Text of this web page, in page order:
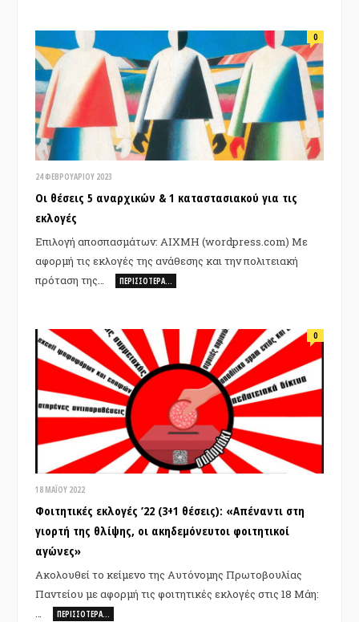
24 ΦΕΒΡΟΥΑΡΊΟΥ 2023
0
Οι θέσεις 5 αναρχικών & 1 καταστασιακού για τις
εκλογές
Επιλογή αποσπασμάτων: AIXMH (wordpress.com) Με
αφορμή τις εκλογές της ανάθεσης και την πολιτειακή
πρόταση της…
ΠΕΡΙΣΣΌΤΕΡΑ…
18 ΜΑΪ́ΟΥ 2022
0
Φοιτητικές εκλογές ’22 (3+1 θέσεις): «Απέναντι στη
γιορτή της θλίψης, οι ακηδεμόνευτοι φοιτητικοί
αγώνες»
Ακολουθεί το κείμενο της Αυτόνομης Πρωτοβουλίας
Παντείου με αφορμή τις φοιτητικές εκλογές στις 18 Μάη:
…
ΠΕΡΙΣΣΌΤΕΡΑ…